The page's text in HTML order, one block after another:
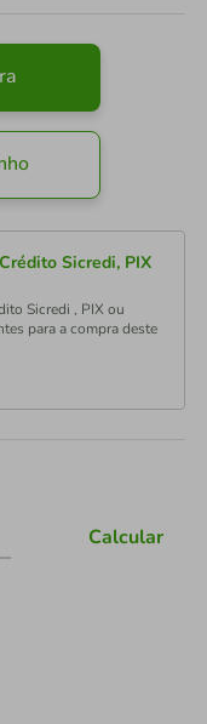
Sicredi, PIX
Sicredi , PIX ou
para a compra deste
Calcular